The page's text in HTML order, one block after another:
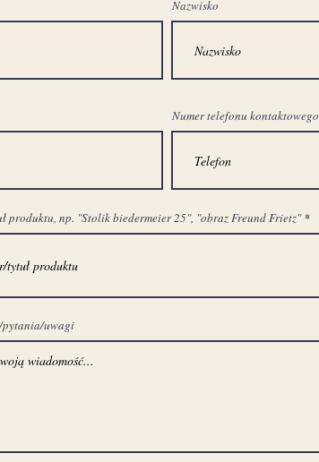
Nazwisko
Numer telefonu kontaktowego
produktu, np. "Stolik biedermeier 25", "obraz Freund Frietz"
pytania/uwagi